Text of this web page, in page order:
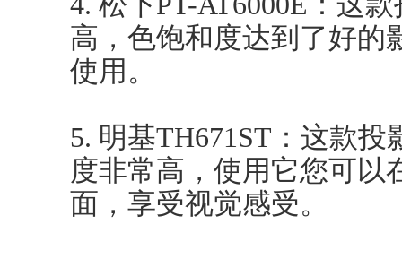
高，色饱和度达到了好的
使用。
5. 明基TH671ST：这款
度非常高，使用它您可以
面，享受视觉感受。